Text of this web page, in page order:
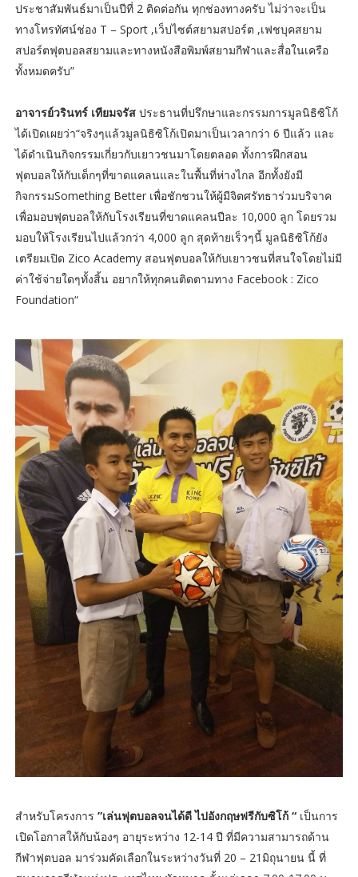
ประชาสัมพันธ์มาเป็นปีที่ 2 ติดต่อกัน ทุกช่องทางครับ ไม่ว่าจะเป็น
ทางโทรทัศน์ช่อง T – Sport ,เว็ปไซต์สยามสปอร์ต ,เฟชบุคสยาม
สปอร์ตฟุตบอลสยามและทางหนังสือพิมพ์สยามกีฬาและสื่อในเครือ
ทั้งหมดครับ”
อาจารย์วรินทร์ เทียมจรัสประธานที่ปรึกษาและกรรมการมูลนิธิซิโก้
ได้เปิดเผยว่า“จริงๆแล้วมูลนิธิซิโก้เปิดมาเป็นเวลากว่า 6 ปีแล้ว และ
ได้ดำเนินกิจกรรมเกี่ยวกับเยาวชนมาโดยตลอด ทั้งการฝึกสอน
ฟุตบอลให้กับเด็กๆที่ขาดแคลนและในพื้นที่ห่างไกล อีกทั้งยังมี
กิจกรรมSomething Better เพื่อชักชวนให้ผู้มีจิตศรัทธาร่วมบริจาค
เพื่อมอบฟุตบอลให้กับโรงเรียนที่ขาดแคลนปีละ 10,000 ลูก โดยรวม
มอบให้โรงเรียนไปแล้วกว่า 4,000 ลูก สุดท้ายเร็วๆนี้ มูลนิธิซิโก้ยัง
เตรียมเปิด Zico Academy สอนฟุตบอลให้กับเยาวชนที่สนใจโดยไม่มี
ค่าใช้จ่ายใดๆทั้งสิ้น อยากให้ทุกคนติดตามทาง Facebook : Zico
Foundation“
สำหรับโครงการ ”เล่นฟุตบอลจนได้ดี ไปอังกฤษฟรีกับซิโก้ “ เป็นการ
เปิดโอกาสให้กับน้องๆ อายุระหว่าง 12-14 ปี ที่มีความสามารถด้าน
กีฬาฟุตบอล มาร่วมคัดเลือกในระหว่างวันที่ 20 – 21มิถุนายน นี้ ที่